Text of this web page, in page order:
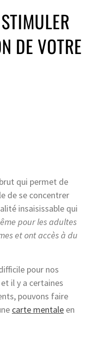
DE VOTRE
qui permet de
de se concentrer
insaisissable qui
pour les adultes
et ont accès à du
pour nos
il y a certaines
pouvons faire
carte mentale en